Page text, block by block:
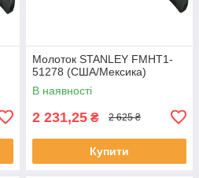
Молоток STANLEY FMHT1-
51278 (США/Мексика)
В наявності
2 231,25 ₴ 2 625 ₴
Купити